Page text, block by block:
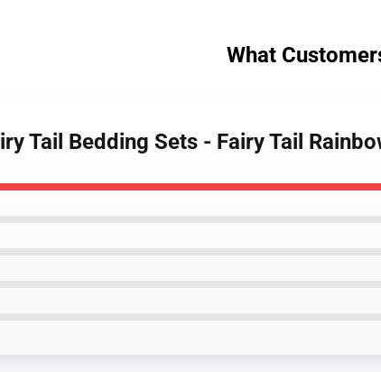
What
Tail Bedding Sets - Fairy Tail